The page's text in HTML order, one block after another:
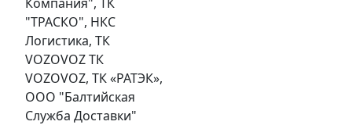
"ТРАСКО", НКС
Логистика, ТК
VOZOVOZ ТК
VOZOVOZ, ТК «РАТЭК»,
ООО "Балтийская
Служба Доставки"